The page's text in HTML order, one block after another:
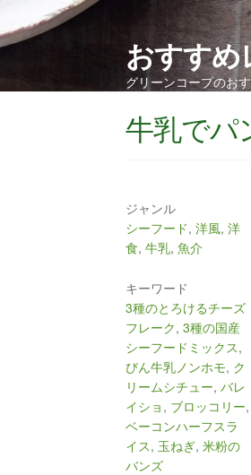
おすすめ
グリーンコープのお
牛乳でパ
ジャンル
シーフード,洋風,洋
食,牛乳,魚介
キーワード
3種のとろけるチーズ
フレーク,3種の国産
シーフードミックス,
びん牛乳ノンホモ, ク
リームシチュー,バレ
イショ , ブロッコリー,
ベーコンハーフスラ
イス, 玉ねぎ,米粉の
バンズ